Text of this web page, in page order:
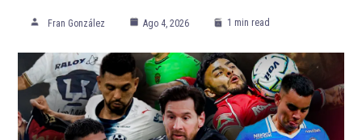
Fran González Ago 4, 2026 1 min read